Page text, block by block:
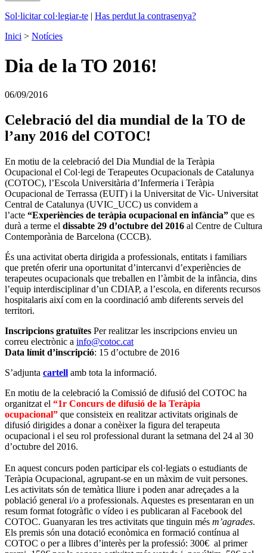
Sol·licitar col·legiar-te | Has perdut la contrasenya?
Inici > Notícies
Dia de la TO 2016!
06/09/2016
Celebració del dia mundial de la TO de
l’any 2016 del COTOC!
En motiu de la celebració del Dia Mundial de la Teràpia
Ocupacional el Col·legi de Terapeutes Ocupacionals de Catalunya
(COTOC), l’Escola Universitària d’Infermeria i Teràpia
Ocupacional de Terrassa (EUIT) i la Universitat de Vic- Universitat
Central de Catalunya (UVIC_UCC) us convidem a
l’acte “Experiències de teràpia ocupacional en infància” que es
durà a terme el dissabte 29 d’octubre del 2016 al Centre de Cultura
Contemporània de Barcelona (CCCB).
És una activitat oberta dirigida a professionals, entitats i familiars
que pretén oferir una oportunitat d’intercanvi d’experiències de
terapeutes ocupacionals que treballen en l’àmbit de la infància, dins
l’equip interdisciplinar d’un CDIAP, a l’escola, en diferents recursos
hospitalaris així com en la coordinació amb diferents serveis del
territori.
Inscripcions gratuïtes Per realitzar les inscripcions envieu un
correu electrònic a info@cotoc.cat
Data límit d’inscripció: 15 d’octubre de 2016
S’adjunta cartell amb tota la informació.
En motiu de la celebració la Comissió de difusió del COTOC ha
organitzat el “1r Concurs de difusió de la Teràpia
ocupacional” que consisteix en realitzar activitats originals de
difusió dirigides a donar a conèixer la figura del terapeuta
ocupacional i el seu rol professional durant la setmana del 24 al 30
d’octubre del 2016.
En aquest concurs poden participar els col·legiats o estudiants de
Teràpia Ocupacional, agrupant-se en un màxim de vuit persones.
Les activitats són de temàtica lliure i poden anar adreçades a la
població general i/o a professionals. Aquestes es presentaran en un
resum format fotogràfic o vídeo i es publicaran al Facebook del
COTOC. Guanyaran les tres activitats que tinguin més m’agrades.
Els premis són una dotació econòmica en formació contínua al
COTOC o per a llibres d’interès per la professió: 300€ al primer